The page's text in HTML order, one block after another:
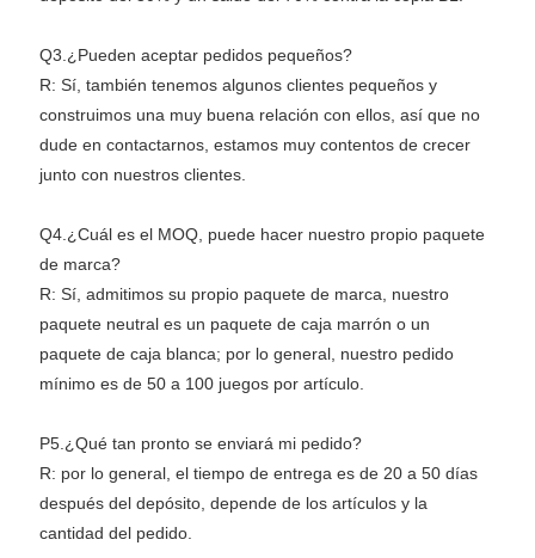
Q3.¿Pueden aceptar pedidos pequeños?
R: Sí, también tenemos algunos clientes pequeños y
construimos una muy buena relación con ellos, así que no
dude en contactarnos, estamos muy contentos de crecer
junto con nuestros clientes.
Q4.¿Cuál es el MOQ, puede hacer nuestro propio paquete
de marca?
R: Sí, admitimos su propio paquete de marca, nuestro
paquete neutral es un paquete de caja marrón o un
paquete de caja blanca; por lo general, nuestro pedido
mínimo es de 50 a 100 juegos por artículo.
P5.¿Qué tan pronto se enviará mi pedido?
R: por lo general, el tiempo de entrega es de 20 a 50 días
después del depósito, depende de los artículos y la
cantidad del pedido.